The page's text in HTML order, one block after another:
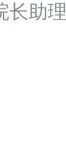
长助